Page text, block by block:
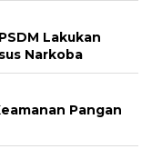
Lakukan
Narkoba
Pangan